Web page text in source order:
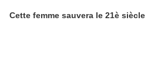
Cette femme sauvera le 21è siècle